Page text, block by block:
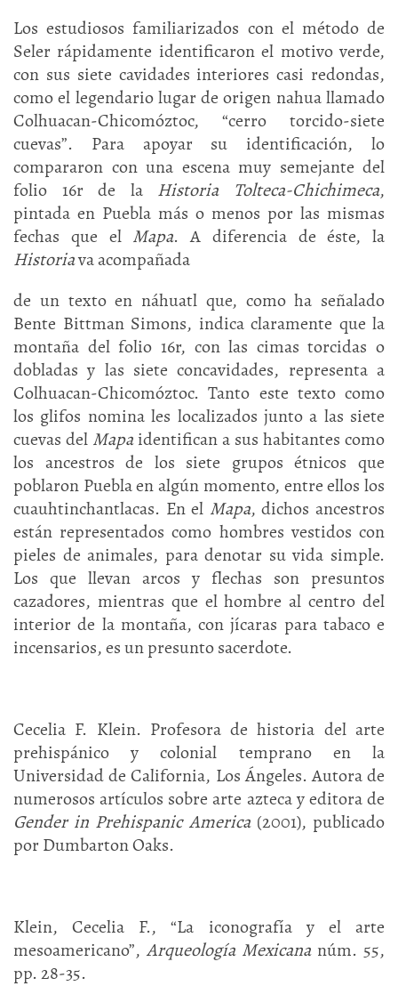
Los estudiosos familiarizados con el método de
Seler rápidamente identificaron el motivo verde,
con sus siete cavidades interiores casi redondas,
como el legendario lugar de origen nahua llamado
Colhuacan-Chicomóztoc, “cerro torcido-siete
cuevas”. Para apoyar su identificación, lo
compararon con una escena muy semejante del
folio 16r de la Historia Tolteca-Chichimeca,
pintada en Puebla más o menos por las mismas
fechas que el Mapa. A diferencia de éste, la
Historiava acompañada
de un texto en náhuatl que, como ha señalado
Bente Bittman Simons, indica claramente que la
montaña del folio 16r, con las cimas torcidas o
dobladas y las siete concavidades, representa a
Colhuacan-Chicomóztoc. Tanto este texto como
los glifos nomina les localizados junto a las siete
cuevas del Mapaidentifican a sus habitantes como
los ancestros de los siete grupos étnicos que
poblaron Puebla en algún momento, entre ellos los
cuauhtinchantlacas. En el Mapa, dichos ancestros
están representados como hombres vestidos con
pieles de animales, para denotar su vida simple.
Los que llevan arcos y flechas son presuntos
cazadores, mientras que el hombre al centro del
interior de la montaña, con jícaras para tabaco e
incensarios, es un presunto sacerdote.
Cecelia F. Klein. Profesora de historia del arte
prehispánico y colonial temprano en la
Universidad de California, Los Ángeles. Autora de
numerosos artículos sobre arte azteca y editora de
Gender in Prehispanic America (2001), publicado
por Dumbarton Oaks.
Klein, Cecelia F., “La iconografía y el arte
mesoamericano”, Arqueología Mexicananúm. 55,
pp. 28-35.